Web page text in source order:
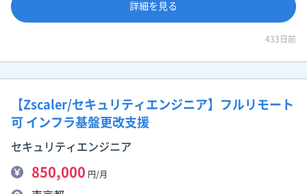
詳細を見る
433日前
【Zscaler/セキュリティエンジニア】フルリモート
可 インフラ基盤更改支援
セキュリティエンジニア
850,000 円/月